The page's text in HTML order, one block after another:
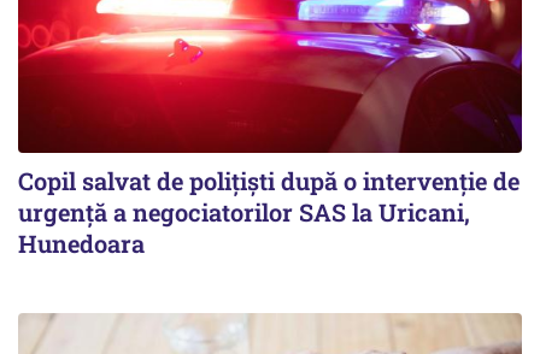
Copil salvat de polițiști după o intervenție de
urgență a negociatorilor SAS la Uricani,
Hunedoara